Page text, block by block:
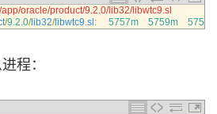
oracle/product/9.2.0/lib32/libwtc9.sl
/9.2.0/lib32/libwtc9.sl : 5757m 5759m 5758m
程：